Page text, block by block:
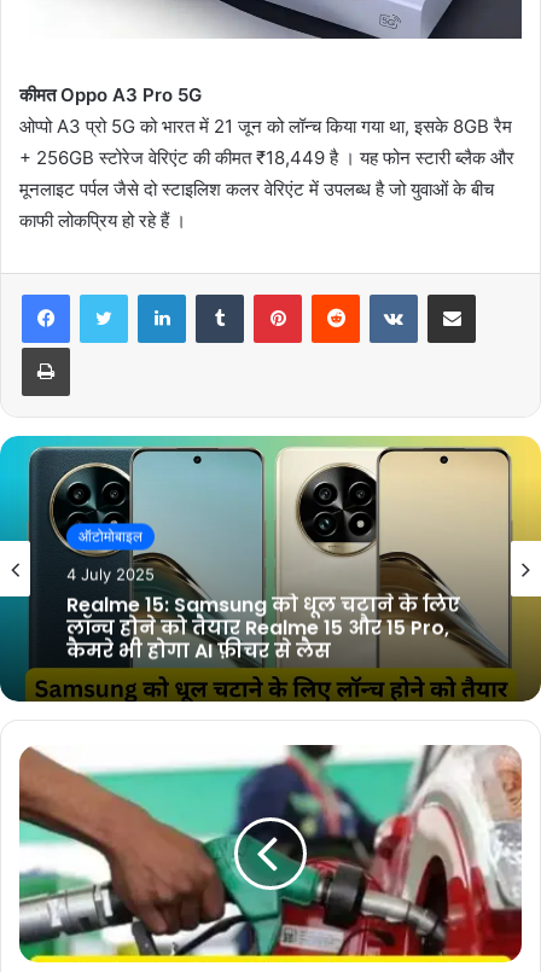
कीमत Oppo A3 Pro 5G
ओप्पो A3 प्रो 5G को भारत में 21 जून को लॉन्च किया गया था, इसके 8GB रैम
+ 256GB स्टोरेज वेरिएंट की कीमत ₹18,449 है । यह फोन स्टारी ब्लैक और
मूनलाइट पर्पल जैसे दो स्टाइलिश कलर वेरिएंट में उपलब्ध है जो युवाओं के बीच
काफी लोकप्रिय हो रहे हैं ।
ऑटोमोबाइल
1 July 2025
युवाओ के दिलों पर राज करने आ रहा है iPhone
17, iPhone 16 से मिल सकता है बड़ा डिस्प्ले!
कुछ खास फीचर्स से होगा लैस